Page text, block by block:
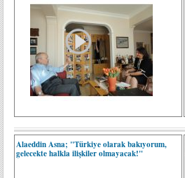
Alaeddin Asna; "Türkiye olarak bakıyorum,
gelecekte halkla ilişkiler olmayacak!"